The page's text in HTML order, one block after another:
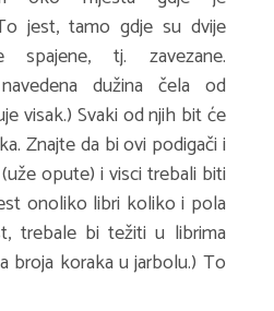
jest, tamo gdje su dvije
spajene, tj. zavezane.
dužina čela od
visak.) Svaki od njih bit će
Znajte da bi ovi podigači i
opute) i visci trebali biti
onoliko libri koliko i pola
trebale bi težiti u librima
broja koraka u jarbolu.) To